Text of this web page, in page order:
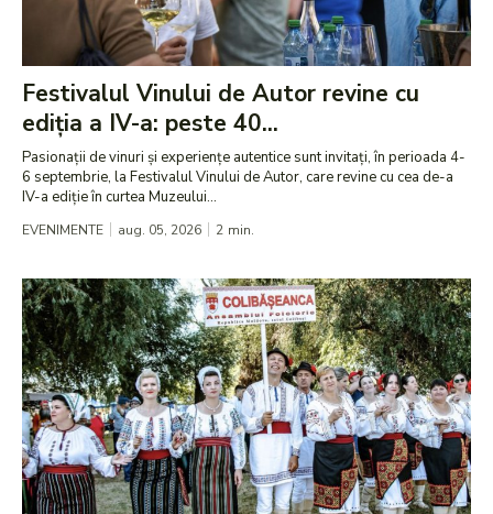
Festivalul Vinului de Autor revine cu
ediția a IV-a: peste 40...
Pasionații de vinuri și experiențe autentice sunt invitați, în perioada 4-
6 septembrie, la Festivalul Vinului de Autor, care revine cu cea de-a
IV-a ediție în curtea Muzeului...
EVENIMENTE aug. 05, 2026 2 min.